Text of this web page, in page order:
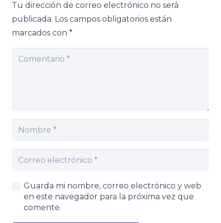
Tu dirección de correo electrónico no será
publicada. Los campos obligatorios están
marcados con *
Guarda mi nombre, correo electrónico y web
en este navegador para la próxima vez que
comente.